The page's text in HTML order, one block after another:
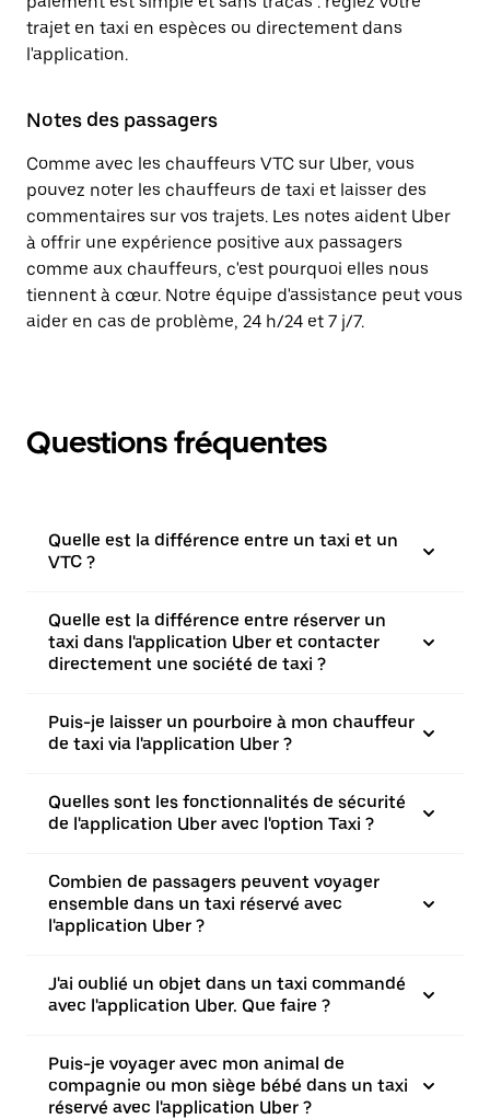
trajet en taxi en espèces ou directement dans
l'application.
Notes des passagers
Comme avec les chauffeurs VTC sur Uber, vous
pouvez noter les chauffeurs de taxi et laisser des
commentaires sur vos trajets. Les notes aident Uber
à offrir une expérience positive aux passagers
comme aux chauffeurs, c'est pourquoi elles nous
tiennent à cœur. Notre équipe d'assistance peut vous
aider en cas de problème, 24 h/24 et 7 j/7.
Questions fréquentes
Quelle est la différence entre un taxi et un
VTC ?
Quelle est la différence entre réserver un
taxi dans l'application Uber et contacter
directement une société de taxi ?
Puis-je laisser un pourboire à mon chauffeur
de taxi via l'application Uber ?
Quelles sont les fonctionnalités de sécurité
de l'application Uber avec l'option Taxi ?
Combien de passagers peuvent voyager
ensemble dans un taxi réservé avec
l'application Uber ?
J'ai oublié un objet dans un taxi commandé
avec l'application Uber. Que faire ?
Puis-je voyager avec mon animal de
compagnie ou mon siège bébé dans un taxi
réservé avec l'application Uber ?